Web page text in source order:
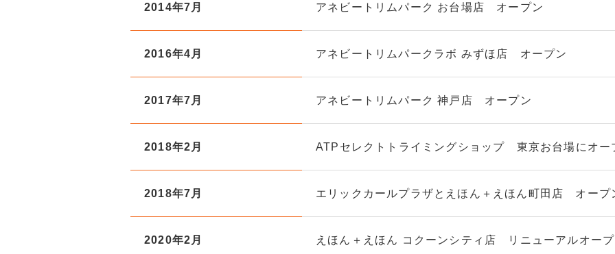
2014年7月 アネビートリムパーク お台場店 オープン
2016年4月 アネビートリムパークラボ みずほ店 オープン
2017年7月 アネビートリムパーク 神戸店 オープン
2018年2月 ATPセレクトトライミングショップ 東京お台場にオー
2018年7月 エリックカールプラザとえほん＋えほん町田店 オープ
2020年2月 えほん＋えほん コクーンシティ店 リニューアルオープ